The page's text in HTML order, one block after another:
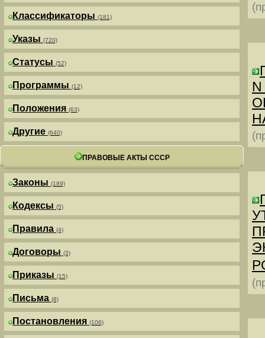
Классификаторы (181)
Указы (720)
Статусы (52)
Программы (12)
Положения (63)
Другие (640)
ПРАВОВЫЕ АКТЫ СССР
Законы (189)
Кодексы (5)
Правила (4)
Договоры (3)
Приказы (15)
Письма (8)
Постановления (106)